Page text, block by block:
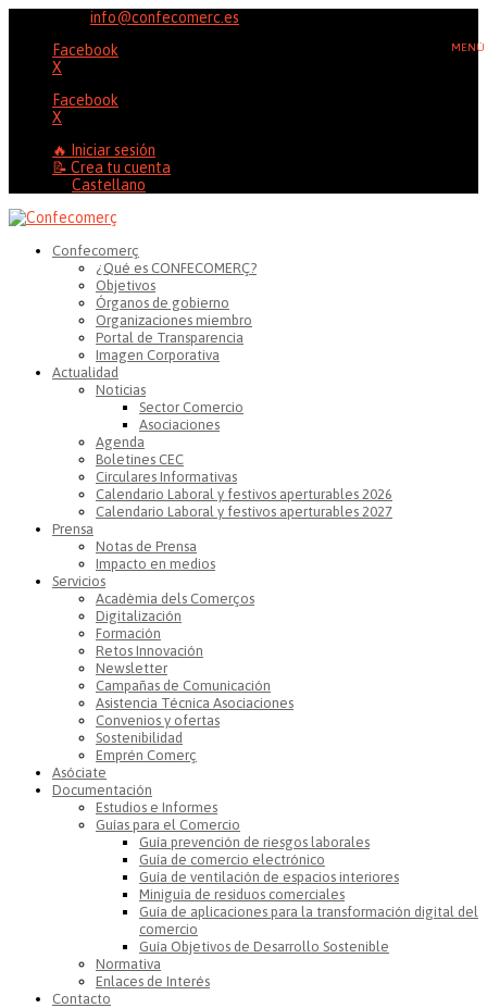
info@confecomerc.es
Facebook
X
Facebook
X
🔥 Iniciar sesión
📝 Crea tu cuenta
Castellano
Confecomerç
¿Qué es CONFECOMERÇ?
Objetivos
Órganos de gobierno
Organizaciones miembro
Portal de Transparencia
Imagen Corporativa
Actualidad
Noticias
Sector Comercio
Asociaciones
Agenda
Boletines CEC
Circulares Informativas
Calendario Laboral y festivos aperturables 2026
Calendario Laboral y festivos aperturables 2027
Prensa
Notas de Prensa
Impacto en medios
Servicios
Acadèmia dels Comerços
Digitalización
Formación
Retos Innovación
Newsletter
Campañas de Comunicación
Asistencia Técnica Asociaciones
Convenios y ofertas
Sostenibilidad
Emprén Comerç
Asóciate
Documentación
Estudios e Informes
Guías para el Comercio
Guía prevención de riesgos laborales
Guía de comercio electrónico
Guía de ventilación de espacios interiores
Miniguía de residuos comerciales
Guía de aplicaciones para la transformación digital del
comercio
Guía Objetivos de Desarrollo Sostenible
Normativa
Enlaces de Interés
Contacto